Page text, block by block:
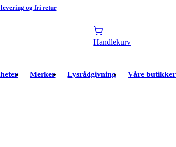
levering og fri retur
Handlekurv
Merker Lysrådgivning Våre butikker